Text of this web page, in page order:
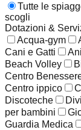
Tutte le
scogli
Dotazioni &
Acqua-gym
Cani e Gatti
Beach Volley
Centro
Centro ippico
Discoteche
per bambini
Guardia Medica